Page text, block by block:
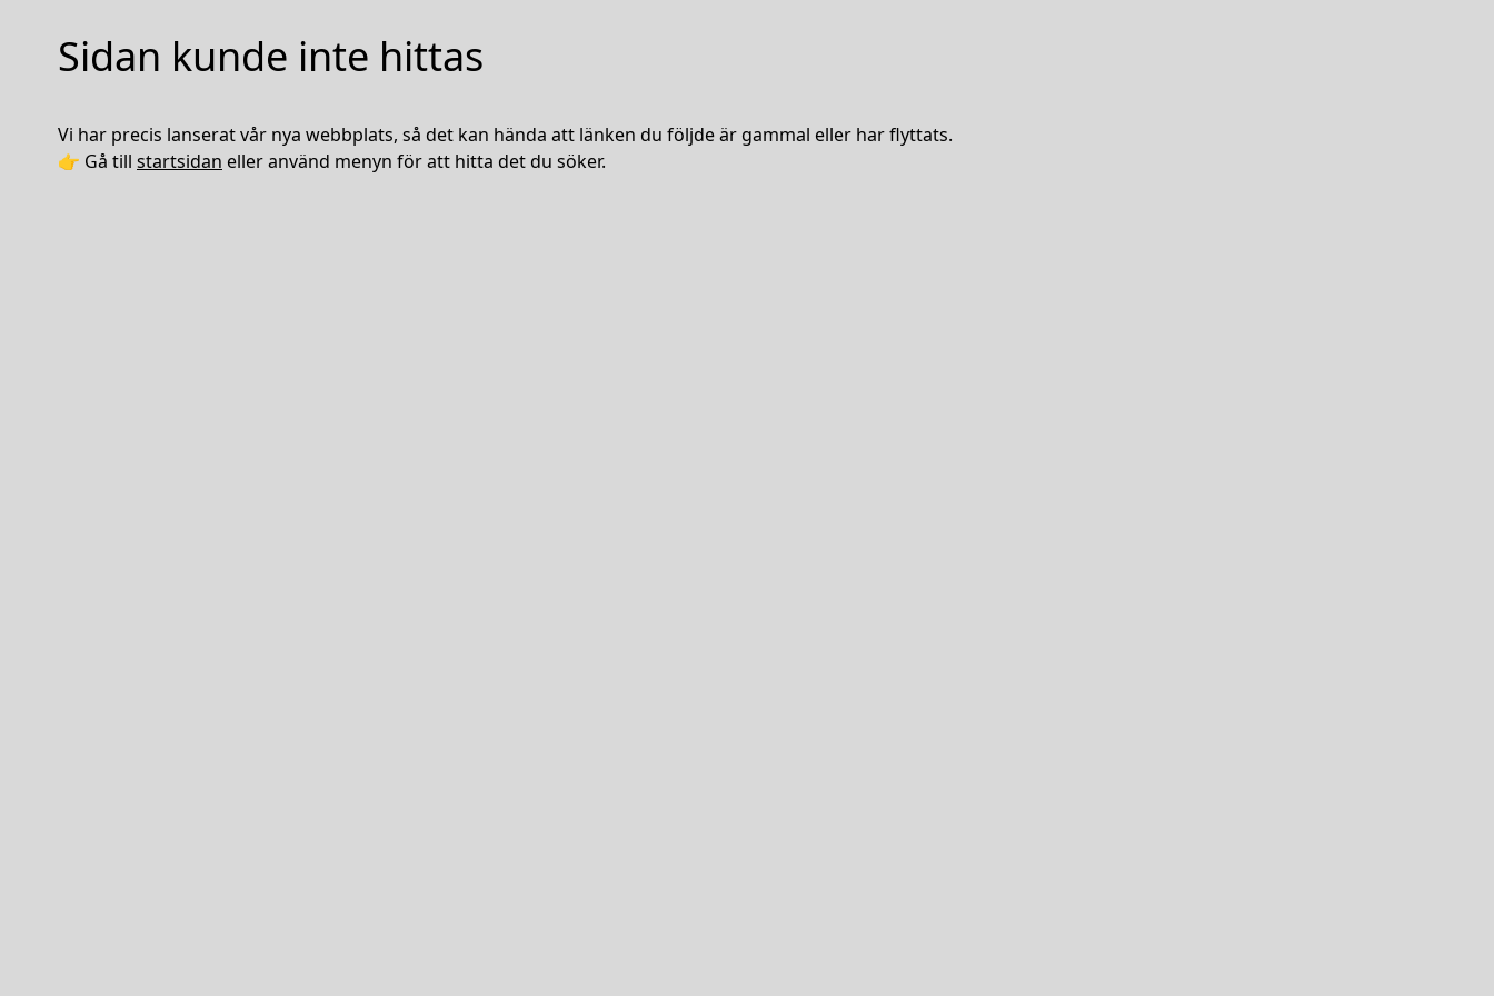
Sidan kunde inte hittas
Vi har precis lanserat vår nya webbplats, så det kan hända att länken du följde är gammal eller har flyttats.
👉 Gå till startsidan eller använd menyn för att hitta det du söker.